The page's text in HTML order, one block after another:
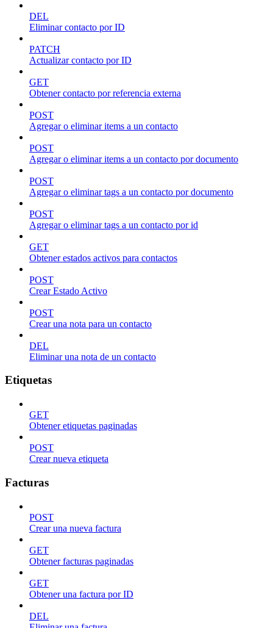
DEL
Eliminar contacto por ID
PATCH
Actualizar contacto por ID
GET
Obtener contacto por referencia externa
POST
Agregar o eliminar items a un contacto
POST
Agregar o eliminar items a un contacto por documento
POST
Agregar o eliminar tags a un contacto por documento
POST
Agregar o eliminar tags a un contacto por id
GET
Obtener estados activos para contactos
POST
Crear Estado Activo
POST
Crear una nota para un contacto
DEL
Eliminar una nota de un contacto
Etiquetas
GET
Obtener etiquetas paginadas
POST
Crear nueva etiqueta
Facturas
POST
Crear una nueva factura
GET
Obtener facturas paginadas
GET
Obtener una factura por ID
DEL